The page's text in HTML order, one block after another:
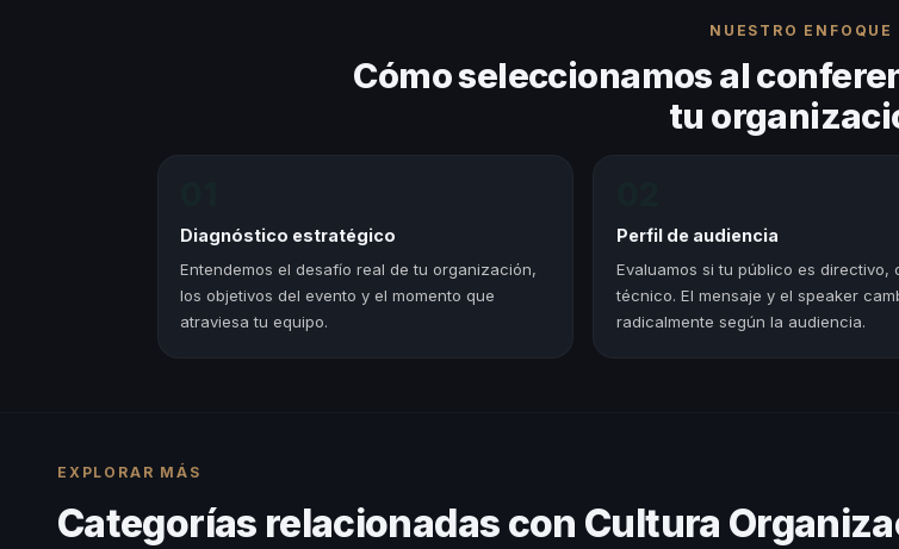
NUESTRO ENFOQUE
Cómo seleccionamos al
tu
Diagnóstico estratégico
Entendemos el desafío real de tu organización,
los objetivos del evento y el momento que
atraviesa tu equipo.
Perfil de audiencia
Evaluamos si tu público es directivo,
técnico. El mensaje y el speaker
radicalmente según la audiencia.
EXPLORAR MÁS
Categorías relacionadas con Cultura